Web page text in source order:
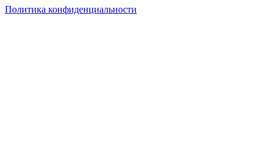
Политика конфиденциальности